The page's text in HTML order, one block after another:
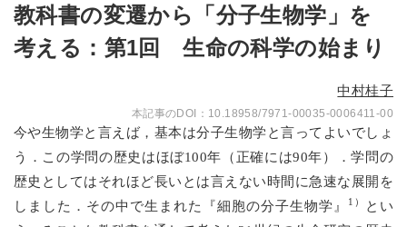
教科書の変遷から「分子生物学」を
考える：第1回 生命の科学の始まり
中村桂子
10.18958/7971-00035-0006411-00
今や生物学と言えば，基本は分子生物学と言ってよいでしょ
う．この学問の歴史はほぼ100年（正確には90年）．学問の
歴史としてはそれほど長いとは言えない時間に急速な展開を
しました．その中で生まれた『細胞の分子生物学』
1）
とい